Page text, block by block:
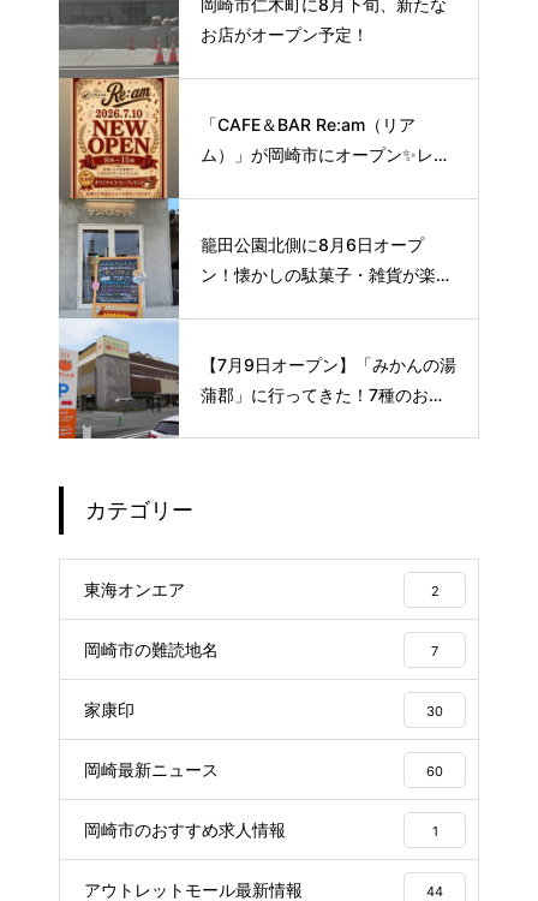
岡崎市仁木町に8月下旬、新たな
お店がオープン予定！
「CAFE＆BAR Re:am（リア
ム）」が岡崎市にオープン✨レト
籠田公園北側に8月6日オープ
ン！懐かしの駄菓子・雑貨が楽し
【7月9日オープン】「みかんの湯
蒲郡」に行ってきた！7種のお風
カテゴリー
東海オンエア 2
岡崎市の難読地名 7
家康印 30
岡崎最新ニュース 60
岡崎市のおすすめ求人情報 1
アウトレットモール最新情報 44